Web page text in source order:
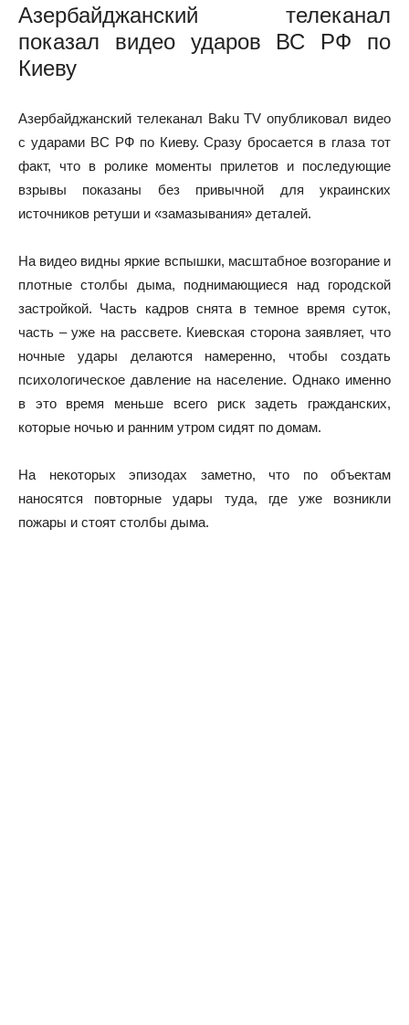
Азербайджанский телеканал
показал видео ударов ВС РФ по
Киеву
Азербайджанский телеканал Baku TV опубликовал видео
с ударами ВС РФ по Киеву. Сразу бросается в глаза тот
факт, что в ролике моменты прилетов и последующие
взрывы показаны без привычной для украинских
источников ретуши и «замазывания» деталей.
На видео видны яркие вспышки, масштабное возгорание и
плотные столбы дыма, поднимающиеся над городской
застройкой. Часть кадров снята в темное время суток,
часть – уже на рассвете. Киевская сторона заявляет, что
ночные удары делаются намеренно, чтобы создать
психологическое давление на население. Однако именно
в это время меньше всего риск задеть гражданских,
которые ночью и ранним утром сидят по домам.
На некоторых эпизодах заметно, что по объектам
наносятся повторные удары туда, где уже возникли
пожары и стоят столбы дыма.